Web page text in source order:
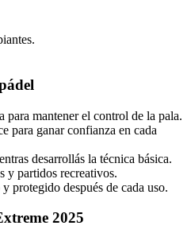
mantener el control de la pala.
para ganar confianza en cada
desarrollás la técnica básica.
y partidos recreativos.
protegido después de cada uso.
2025